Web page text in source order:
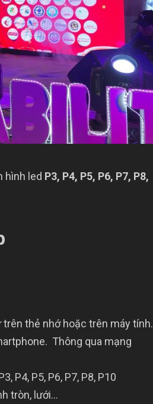
hình led P3, P4, P5, P6, P7, P8,
thẻ nhớ hoặc trên máy tính.
Thông qua mạng
P4, P5, P6, P7, P8, P10
tròn, lưới…